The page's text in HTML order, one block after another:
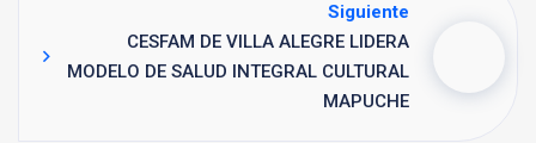
Siguiente
CESFAM DE VILLA ALEGRE LIDERA
MODELO DE SALUD INTEGRAL CULTURAL
MAPUCHE